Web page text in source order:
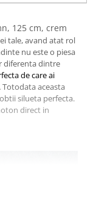
125 cm, crem
tale, avand atat rol
nu este o piesa
diferenta dintre
de care ai
Totodata aceasta
silueta perfecta.
direct in